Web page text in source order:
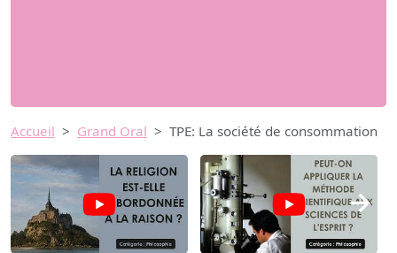
Accueil Grand Oral TPE: La société de consommation
→